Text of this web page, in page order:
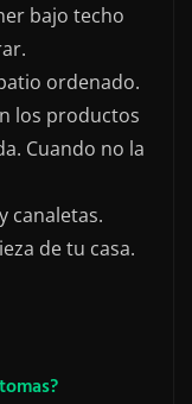
bajo techo
ordenado.
los productos
Cuando no la
canaletas.
de tu casa.